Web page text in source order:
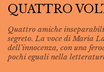
QUATTRO
Quattro amiche
segreto. La voce di Maria
dell’innocenza, con una
pochi eguali nella